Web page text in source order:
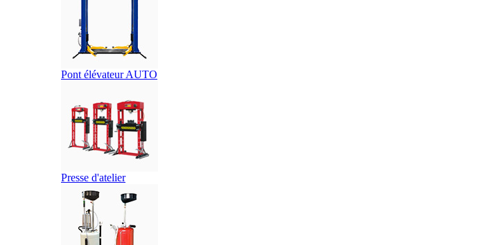
Pont élévateur AUTO
Presse d'atelier